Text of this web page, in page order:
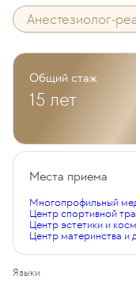
Анестезиолог-
Общий стаж
15 лет
Места приема
Многопрофильный
Центр спортивной
Центр эстетики и
Центр материнства и
Языки